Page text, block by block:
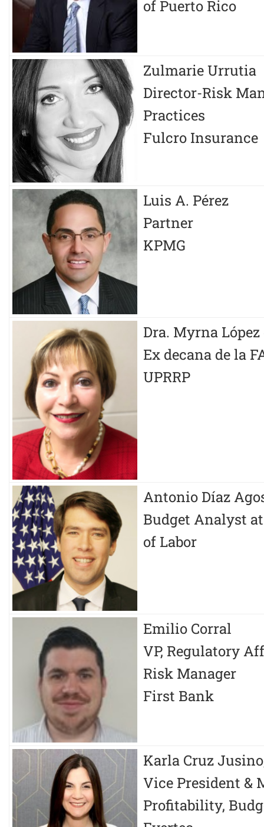
of Puerto Rico
Zulmarie Urrutia
Director-Risk
Practices
Fulcro Insurance
Luis A. Pérez
Partner
KPMG
Dra. Myrna
Ex decana de la
UPRRP
Antonio Díaz
Budget Analyst
of Labor
Emilio Corral
VP, Regulatory
Risk Manager
First Bank
Karla Cruz
Vice President &
Profitability,